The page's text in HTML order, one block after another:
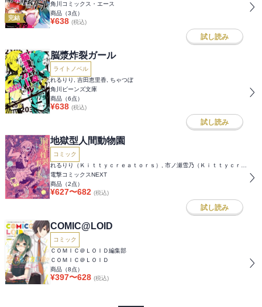
完結
角川コミックス・エース
商品（3点）
¥638 (税込)
試し読み
脳漿炸裂ガール
ライトノベル
れるりり, 吉田恵里香, ちゃつぼ
角川ビーンズ文庫
商品（6点）
¥638 (税込)
試し読み
地獄型人間動物園
コミック
電撃コミックスNEXT
商品（2点）
¥627〜682 (税込)
試し読み
COMIC@LOID
コミック
ＣＯＭＩＣ＠ＬＯＩＤ編集部
ＣＯＭＩＣ＠ＬＯＩＤ
商品（8点）
¥397〜628 (税込)